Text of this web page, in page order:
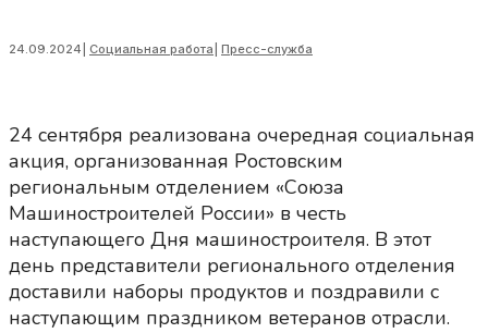
24.09.2024 Социальная работа Пресс-служба
24 сентября реализована очередная социальная
акция, организованная Ростовским
региональным отделением «Союза
Машиностроителей России» в честь
наступающего Дня машиностроителя. В этот
день представители регионального отделения
доставили наборы продуктов и поздравили с
наступающим праздником ветеранов отрасли.